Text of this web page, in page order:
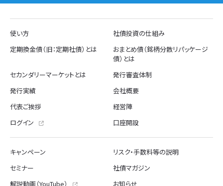
使い方
社債投資の仕組み
定期換金債（旧：定期社債）とは
おまとめ債（銘柄分散リパッケージ
債）とは
セカンダリーマーケットとは
発行審査体制
発行実績
会社概要
代表ご挨拶
経営陣
ログイン
口座開設
キャンペーン
リスク・手数料等の説明
セミナー
社債マガジン
解説動画（YouTube）
お知らせ